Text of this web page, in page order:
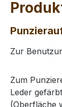
Zur
Zum
Leder
(Oberfläche